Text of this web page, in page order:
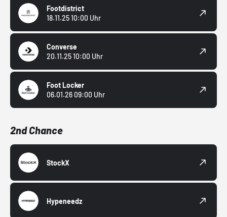
Footdistrict
18.11.25 10:00 Uhr
Converse
20.11.25 10:00 Uhr
Foot Locker
06.01.26 09:00 Uhr
2nd Chance
StockX
Hypeneedz